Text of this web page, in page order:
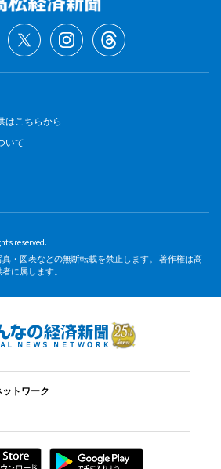
はこちらから
いて
reserved.
・図表などの無断転載を禁止します。 著作権は高
に属します。
トワーク